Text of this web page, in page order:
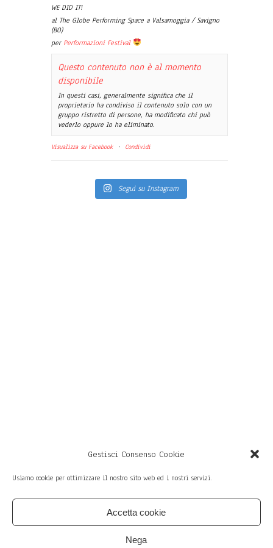
Gestisci Consenso Cookie
Usiamo cookie per ottimizzare il nostro sito web ed i nostri servizi.
Accetta cookie
Nega
WE DID IT!
al The Globe Performing Space a Valsamoggia / Savigno
(BO)
per Performazioni Festival
Questo contenuto non è al momento
disponibile
In questi casi, generalmente significa che il
proprietario ha condiviso il contenuto solo con un
gruppo ristretto di persone, ha modificato chi può
vederlo oppure lo ha eliminato.
Visualizza su Facebook · Condividi
Segui su Instagram
Sì — via San Vitale 69,
Bologna (Italy)